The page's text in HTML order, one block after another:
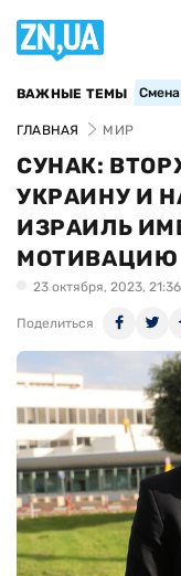
ВАЖНЫЕ ТЕМЫ Смена
ГЛАВНАЯ МИР
СУНАК:
УКРАИНУ И
ИЗРАИЛЬ
МОТИВАЦИЮ
23 октября, 2023, 21:36
Поделиться